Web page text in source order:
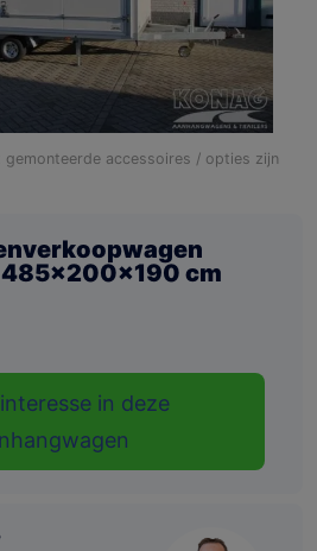
gemonteerde accessoires / opties zijn
cm
in deze